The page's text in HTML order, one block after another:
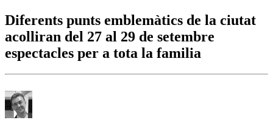
Diferents punts emblemàtics de la ciutat
acolliran del 27 al 29 de setembre
espectacles per a tota la familia